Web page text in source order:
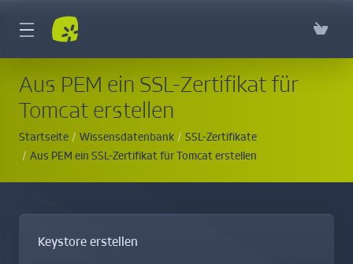
Aus PEM ein SSL-Zertifikat für
Tomcat erstellen
Startseite Wissensdatenbank
SSL-Zertifikate
Aus PEM ein SSL-Zertifikat für Tomcat erstellen
Keystore erstellen